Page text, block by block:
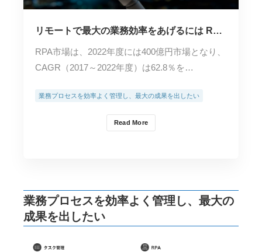
リモートで最大の業務効率をあげるには RPA
の選び方
RPA市場は、2022年度には400億円市場となり、
CAGR（2017～2022年度）は62.8％を…
Read More
業務プロセスを効率よく管理し、最大の成果を出したい
業務プロセスを効率よく管理し、最大の
成果を出したい